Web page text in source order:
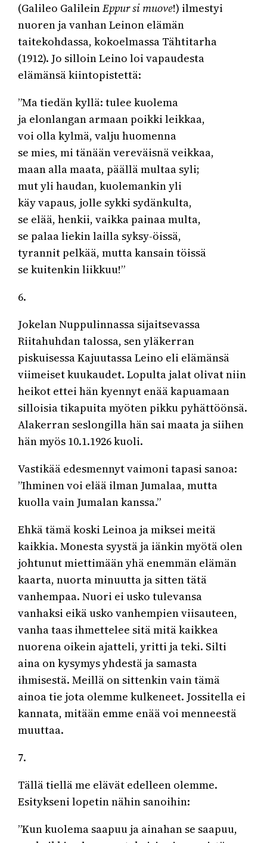
(Galileo GalileinEppur si muove!) ilmestyi
nuoren ja vanhan Leinon elämän
taitekohdassa, kokoelmassa Tähtitarha
(1912). Jo silloin Leino loi vapaudesta
elämänsä kiintopistettä:
”Ma tiedän kyllä: tulee kuolema
ja elonlangan armaan poikki leikkaa,
voi olla kylmä, valju huomenna
se mies, mi tänään vereväisnä veikkaa,
maan alla maata, päällä multaa syli;
mut yli haudan, kuolemankin yli
käy vapaus, jolle sykki sydänkulta,
se elää, henkii, vaikka painaa multa,
se palaa liekin lailla syksy-öissä,
tyrannit pelkää, mutta kansain töissä
se kuitenkin liikkuu!”
6.
Jokelan Nuppulinnassa sijaitsevassa
Riitahuhdan talossa, sen yläkerran
piskuisessa Kajuutassa Leino eli elämänsä
viimeiset kuukaudet. Lopulta jalat olivat niin
heikot ettei hän kyennyt enää kapuamaan
silloisia tikapuita myöten pikku pyhättöönsä.
Alakerran seslongilla hän sai maata ja siihen
hän myös 10.1.1926 kuoli.
Vastikää edesmennyt vaimoni tapasi sanoa:
”Ihminen voi elää ilman Jumalaa, mutta
kuolla vain Jumalan kanssa.”
Ehkä tämä koski Leinoa ja miksei meitä
kaikkia. Monesta syystä ja iänkin myötä olen
johtunut miettimään yhä enemmän elämän
kaarta, nuorta minuutta ja sitten tätä
vanhempaa. Nuori ei usko tulevansa
vanhaksi eikä usko vanhempien viisauteen,
vanha taas ihmettelee sitä mitä kaikkea
nuorena oikein ajatteli, yritti ja teki. Silti
aina on kysymys yhdestä ja samasta
ihmisestä. Meillä on sittenkin vain tämä
ainoa tie jota olemme kulkeneet. Jossitella ei
kannata, mitään emme enää voi menneestä
muuttaa.
7.
Tällä tiellä me elävät edelleen olemme.
Esitykseni lopetin nähin sanoihin:
”Kun kuolema saapuu ja ainahan se saapuu,